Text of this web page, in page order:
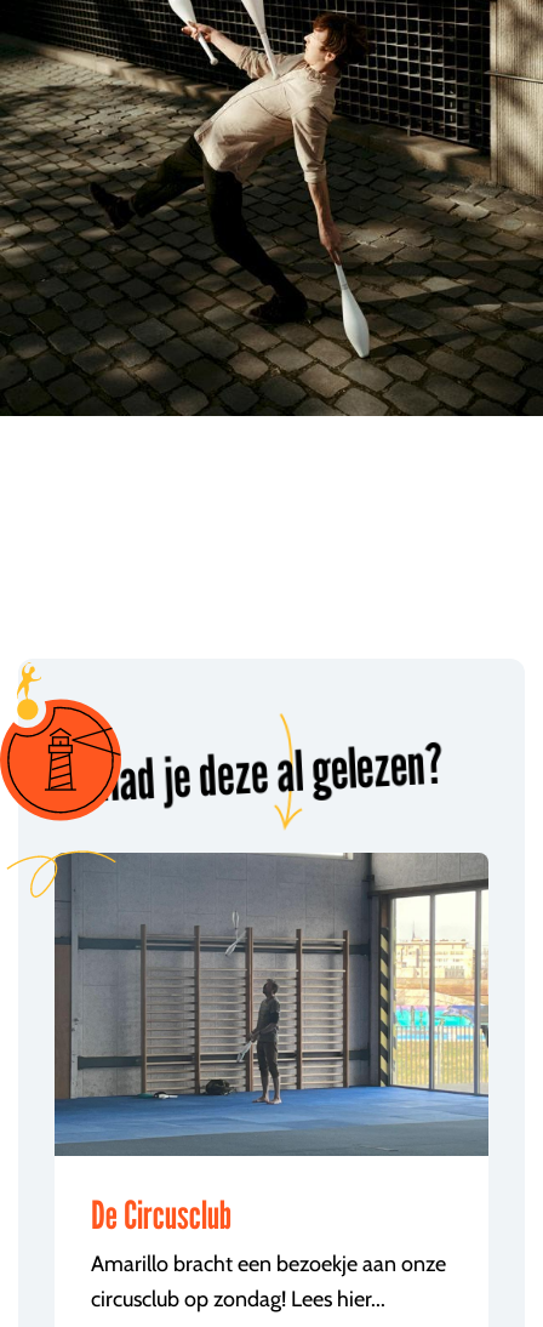
Had je deze al gelezen?
De Circusclub
Amarillo bracht een bezoekje aan onze
circusclub op zondag! Lees hier...